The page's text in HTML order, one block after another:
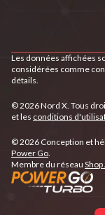
Les données affichées
considérées comme
détails.
© 2026 Nord X. Tous
et les conditions
© 2026 Conception et
Power Go.
Membre du réseau Shop